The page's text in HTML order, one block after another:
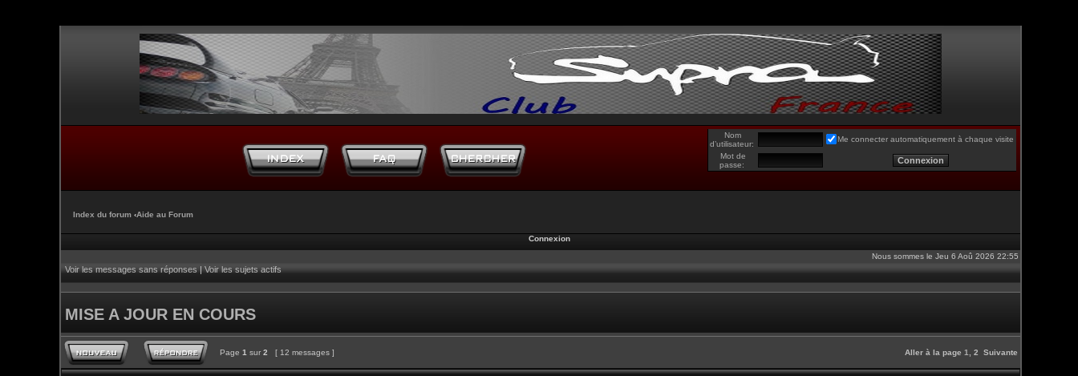
Nom
d’utilisateur:
Me connecter automatiquement à chaque visite
Mot de
passe:
Index du forum ‹Aide au Forum
Connexion
Nous sommes le Jeu 6 Aoû 2026 22:55
Voir les messages sans réponses|Voir les sujets actifs
MISE A JOUR EN COURS
Page 1 sur 2 [ 12 messages ] Aller à la page 1 2 Suivante